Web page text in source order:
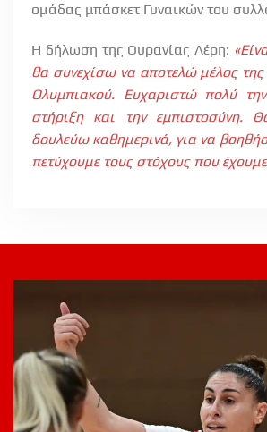
ομάδας μπάσκετ Γυναικών του
Η δήλωση της Ουρανίας Λέρη:
θα συνεχίσω να αποτελώ μέλος της
Ολυμπιακού. Ευχαριστώ πολύ
στήριξη και την εμπιστοσύνη.
δουλεύω καθημερινά, για να
πετύχουμε τους στόχους που